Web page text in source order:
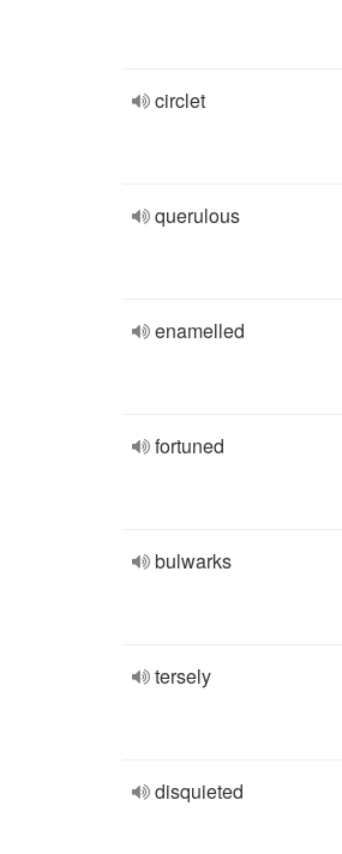
circlet
querulous
enamelled
fortuned
bulwarks
tersely
disquieted